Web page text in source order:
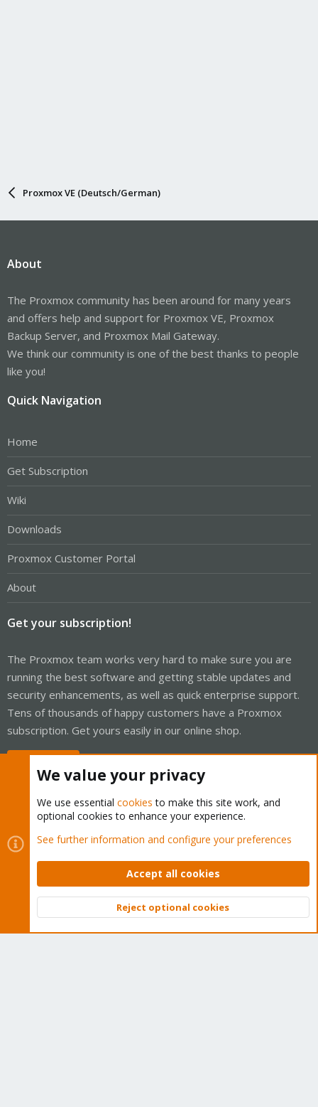
Proxmox VE (Deutsch/German)
About
The Proxmox community has been around for many years
and offers help and support for Proxmox VE, Proxmox
Backup Server, and Proxmox Mail Gateway.
We think our community is one of the best thanks to people
like you!
Quick Navigation
Home
Get Subscription
Wiki
Downloads
Proxmox Customer Portal
About
Get your subscription!
The Proxmox team works very hard to make sure you are
running the best software and getting stable updates and
security enhancements, as well as quick enterprise support.
Tens of thousands of happy customers have a Proxmox
subscription. Get yours easily in our online shop.
Cookies
Proxmox Support Forum - Light Mode
Contact us
Terms and rules Privacy policy Help Home
Community platform by XenForo © 2010-2026 XenForo Ltd.
Top
We value your privacy
We use essential cookies to make this site work, and
optional cookies to enhance your experience.
See further information and configure your preferences
Accept all cookies
Reject optional cookies